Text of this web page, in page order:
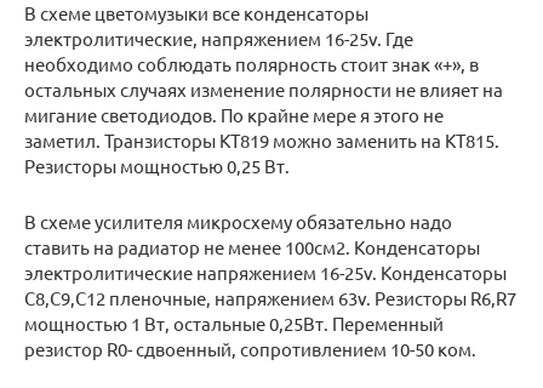
В схеме цветомузыки все конденсаторы
электролитические, напряжением 16-25v. Где
необходимо соблюдать полярность стоит знак «+», в
остальных случаях изменение полярности не влияет на
мигание светодиодов. По крайне мере я этого не
заметил. Транзисторы КТ819 можно заменить на КТ815.
Резисторы мощностью 0,25 Вт.
В схеме усилителя микросхему обязательно надо
ставить на радиатор не менее 100см2. Конденсаторы
электролитические напряжением 16-25v. Конденсаторы
С8,С9,С12 пленочные, напряжением 63v. Резисторы R6,R7
мощностью 1 Вт, остальные 0,25Вт. Переменный
резистор R0- сдвоенный, сопротивлением 10-50 ком.